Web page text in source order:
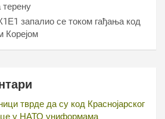
терену
запалио се током гађања код
Корејом
тврде да су код Краснојарског
у НАТО униформама